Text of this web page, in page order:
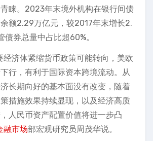
睐。2023年末境外机构在银行间债
额2.29万亿元，较2017年末增长2.
债券总量中占比超60%。
经济体紧缩货币政策可能转向，美欧
行，有利于国际资本跨境流动。从
长期向好的基本面没有改变，随着
措施效果持续显现，以及经济高质
人民币资产配置价值将进一步凸
融市场部宏观研究员周茂华说。